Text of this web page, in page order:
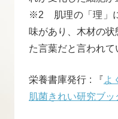
※2 肌理の「理」
味があり、木材の
た言葉だと言われて
栄養書庫発行 : 『よ
肌菌きれい研究ブッ